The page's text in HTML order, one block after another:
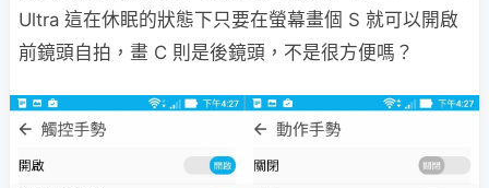
Ultra 這在休眠的狀態下只要在螢幕畫個 S 就可以開啟
前鏡頭自拍，畫 C 則是後鏡頭，不是很方便嗎？